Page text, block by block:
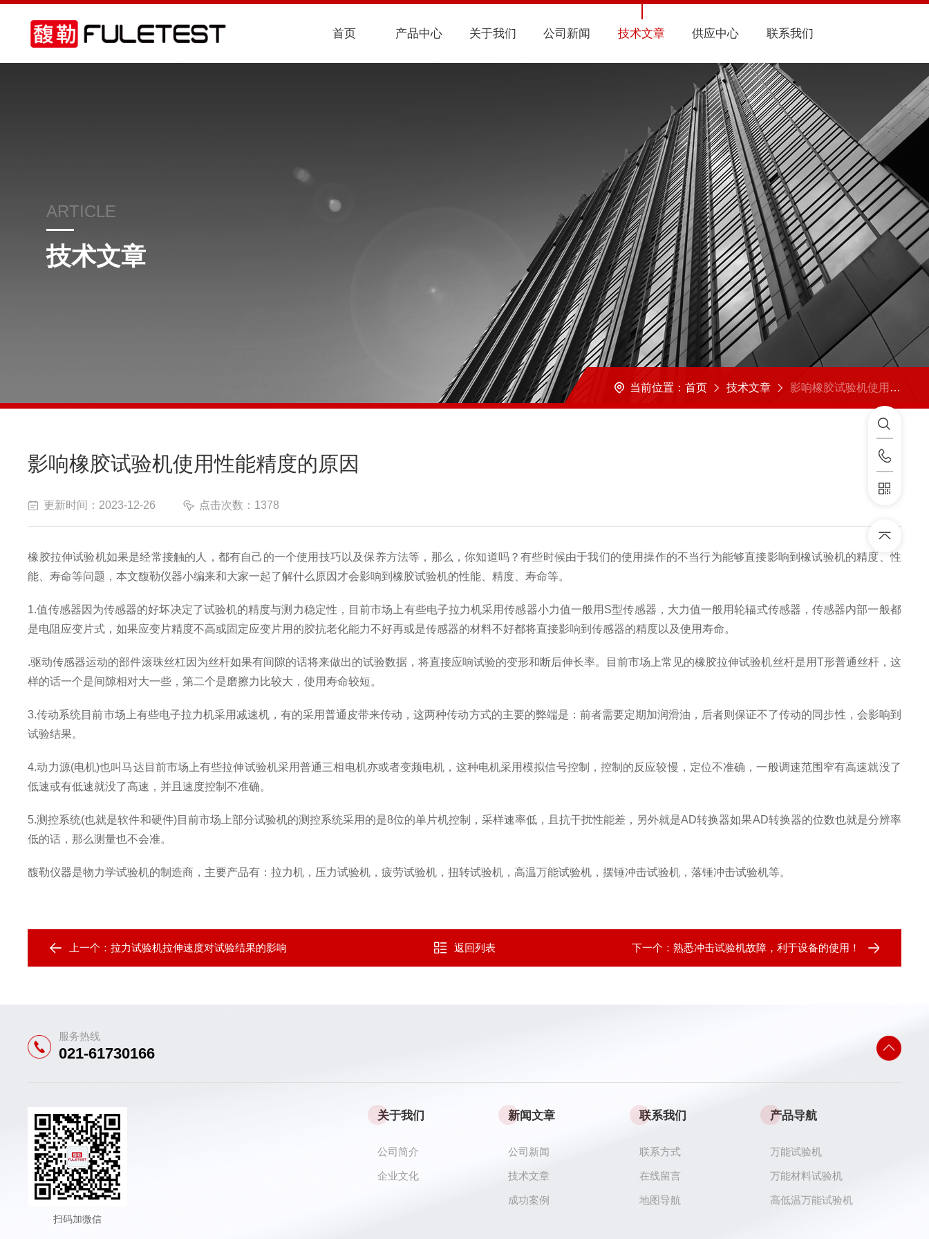
首页 产品中心 关于我们 公司新闻 技术文章 供应中心 联系我们
ARTICLE
技术文章
当前位置： 首页 技术文章 影响橡胶试验机使用性能精度的原因
影响橡胶试验机使用性能精度的原因
更新时间：2023-12-26 点击次数：1378
橡胶拉伸试验机如果是经常接触的人，都有自己的一个使用技巧以及保养方法等 ， 那么，你知道吗？有些时候由于我们的使用操作的不当行为能够直接影响到橡试验机的精度、性
能、寿命等问题，本文馥勒仪器小编来和大家一起了解什么原因才会影响到橡胶试验机的性能、精度、寿命等。
1.值传感器因为传感器的好坏决定了试验机的精度与测力稳定性，目前市场上有些电子拉力机采用传感器小力值一般用 S型传感器，大力值一般用轮辐式传感器，传感器内部一般都
是电阻应变片式，如果应变片精度不高或固定应变片用的胶抗老化能力不好再或是传感器的材料不好都将直接影响到传感器的精度以及使用寿命。
.驱动传感器运动的部件滚珠丝杠因为丝杆如果有间隙的话将来做出的试验数据，将直接应响试验的变形和断后伸长率。目前市场上常见的橡胶拉伸试验机丝杆是用T形普通丝杆，这
样的话一个是间隙相对大一些，第二个是磨擦力比较大，使用寿命较短。
3.传动系统目前市场上有些电子拉力机采用减速机，有的采用普通皮带来传动，这两种传动方式的主要的弊端是：前者需要定期加润滑油，后者则保证不了传动的同步性，会影响到
试验结果。
4.动力源(电机)也叫马达目前市场上有些拉伸试验机采用普通三相电机亦或者变频电机，这种电机采用模拟信号控制，控制的反应较慢，定位不准确，一般调速范围窄有高速就没了
低速或有低速就没了高速，并且速度控制不准确。
5.测控系统(也就是软件和硬件)目前市场上部分试验机的测控系统采用的是8位的单片机控制，采样速率低，且抗干扰性能差，另外就是AD转换器如果AD转换器的位数也就是分辨率
低的话，那么测量也不会准。
馥勒仪器是物力学试验机的制造商，主要产品有：拉力机，压力试验机，疲劳试验机，扭转试验机，高温万能试验机，摆锤冲击试验机，落锤冲击试验机等。
上一个：拉力试验机拉伸速度对试验结果的影响 返回列表 下一个： 熟悉冲击试验机故障，利于设备的使用！
服务热线
021-61730166
扫码加微信
关于我们
公司简介
企业文化
新闻文章
公司新闻
技术文章
成功案例
联系我们
联系方式
在线留言
地图导航
产品导航
万能试验机
万能材料试验机
高低温万能试验机